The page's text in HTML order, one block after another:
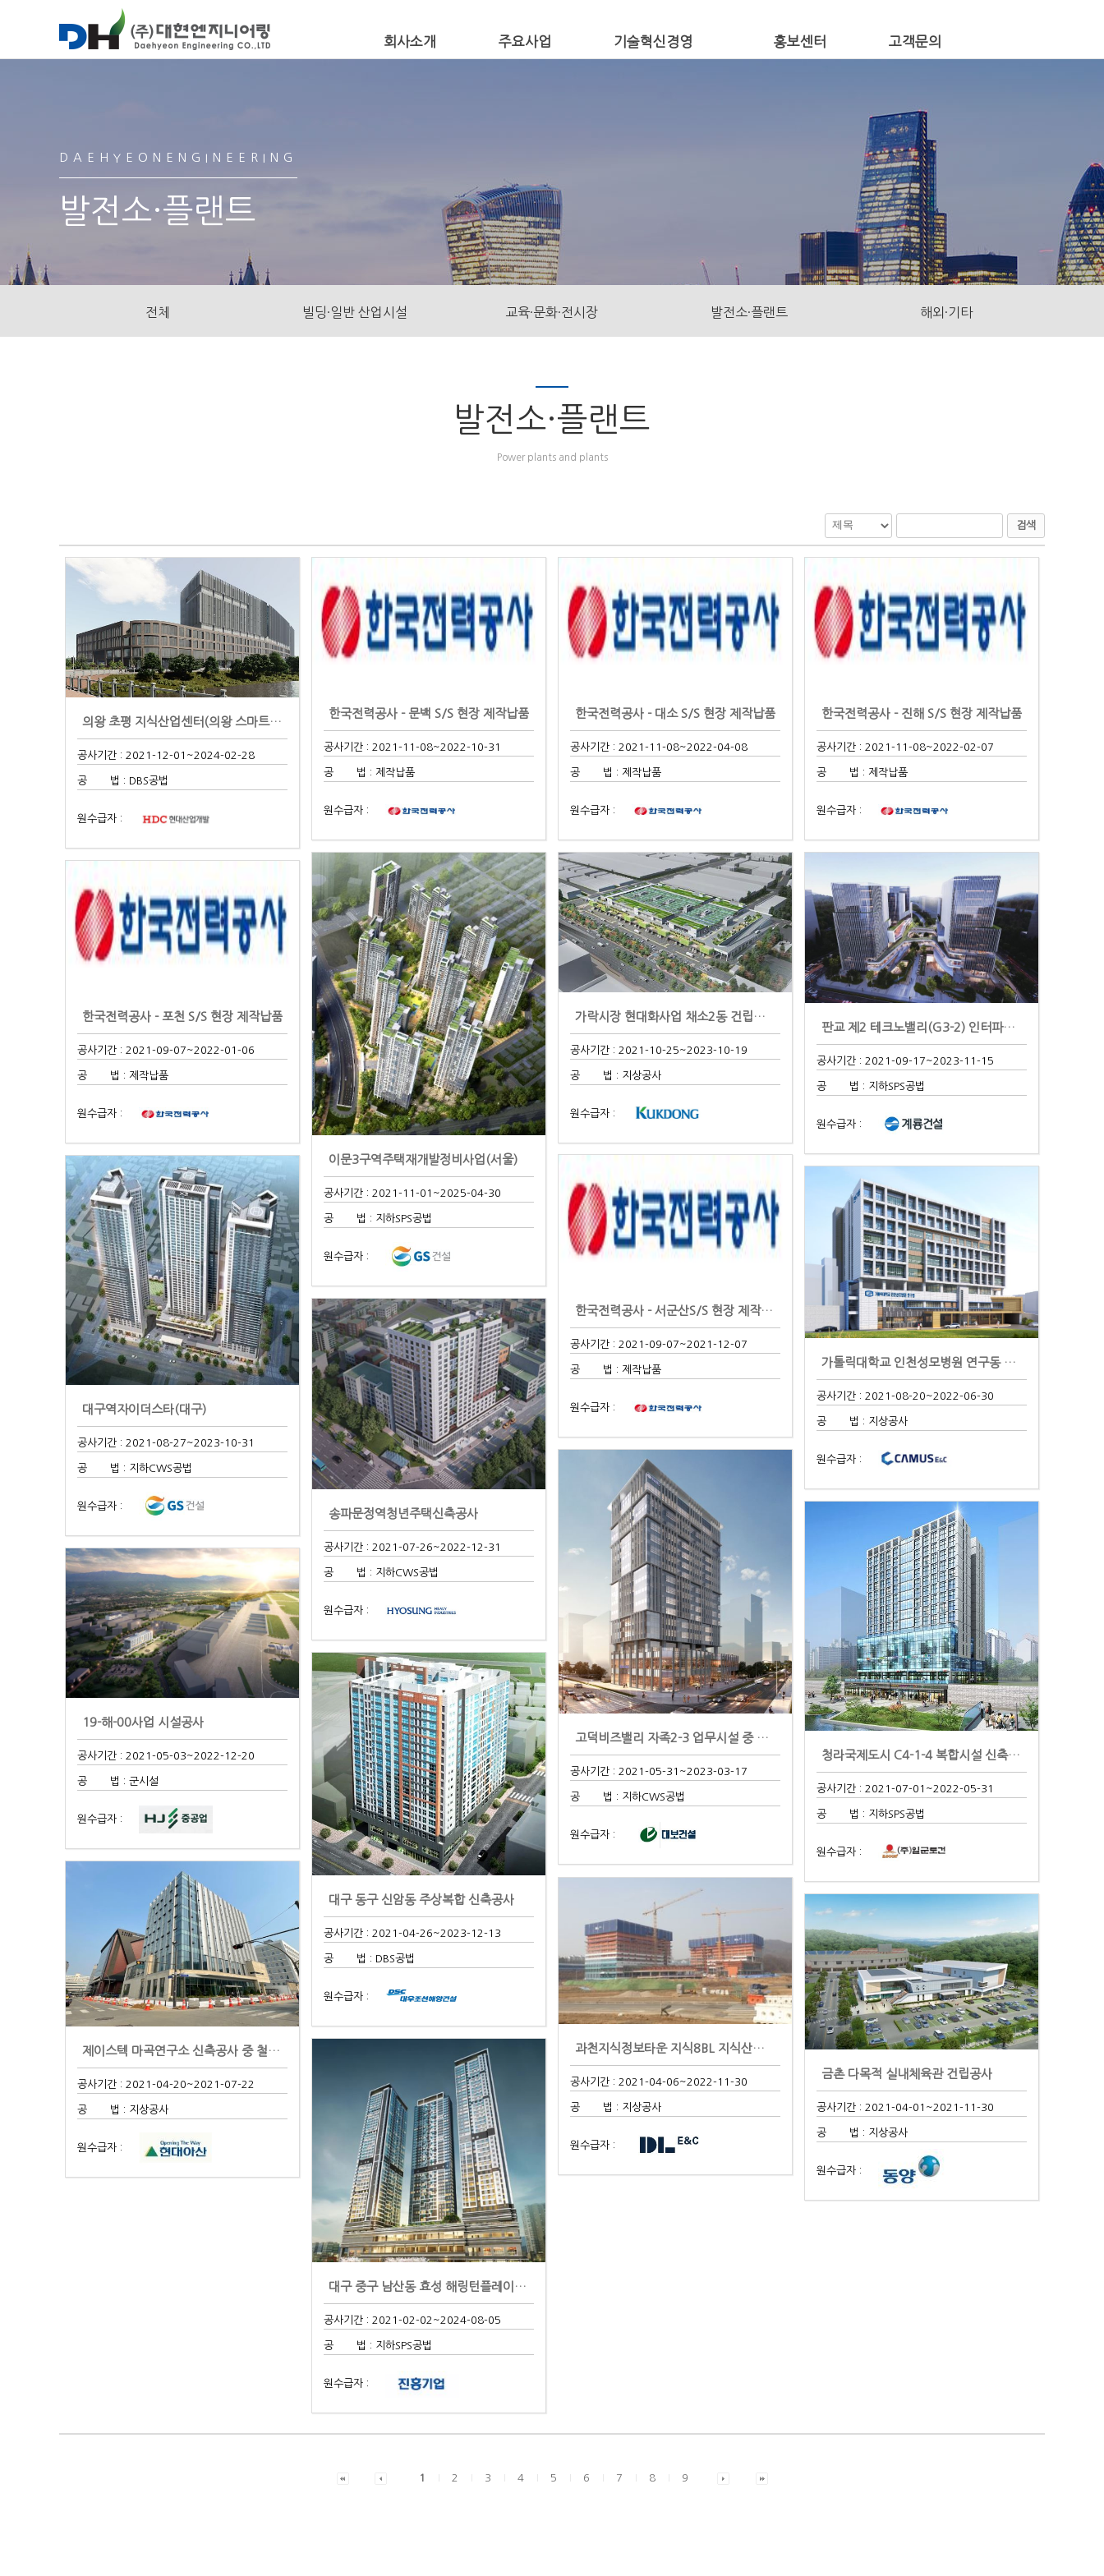
회사소개 주요사업 기술혁신경영 홍보센터 고객문의
DAEHYEONENGINEERING
발전소·플랜트
전체 빌딩·일반 산업시설 교육·문화·전시장 발전소·플랜트 해외·기타
발전소·플랜트
Power plants and plants
검색
의왕 초평 지식산업센터(의왕 스마트시티)
공사기간 : 2021-12-01 ~2024-02-28
공 법 : DBS공법
원수급자 :
한국전력공사 - 문백 S/S 현장 제작납품
공사기간 : 2021-11-08~2022-10-31
공 법 : 제작납품
원수급자 :
한국전력공사 - 대소 S/S 현장 제작납품
공사기간 : 2021-11-08~2022-04-08
공 법 : 제작납품
원수급자 :
한국전력공사 - 진해 S/S 현장 제작납품
공사기간 : 2021-11-08~2022-02-07
공 법 : 제작납품
원수급자 :
이문3구역주택재개발정비사업(서울)
공사기간 : 2021-11-01 ~2025-04-30
공 법 : 지하SPS공법
원수급자 :
가락시장 현대화사업 채소2동 건립공사
공사기간 : 2021-10-25~2023-10-19
공 법 : 지상공사
원수급자 :
판교 제2 테크노밸리(G3-2) 인터파크 사옥..
공사기간 : 2021-09-17~2023-11-15
공 법 : 지하SPS공법
원수급자 :
한국전력공사 - 포천 S/S 현장 제작납품
공사기간 : 2021-09-07~2022-01-06
공 법 : 제작납품
원수급자 :
한국전력공사 - 서군산S/S 현장 제작납품
공사기간 : 2021-09-07~2021-12-07
공 법 : 제작납품
원수급자 :
대구역자이더스타(대구)
공사기간 : 2021-08-27~2023-10-31
공 법 : 지하CWS공법
원수급자 :
가톨릭대학교 인천성모병원 연구동 및 주차빌딩 ..
공사기간 : 2021-08-20~2022-06-30
공 법 : 지상공사
원수급자 :
송파문정역청년주택신축공사
공사기간 : 2021-07-26~2022-12-31
공 법 : 지하CWS공법
원수급자 :
고덕비즈밸리 자족2-3 업무시설 중 철골공사
공사기간 : 2021-05-31 ~2023-03-17
공 법 : 지하CWS공법
원수급자 :
청라국제도시 C4-1-4 복합시설 신축공사
공사기간 : 2021-07-01 ~2022-05-31
공 법 : 지하SPS공법
원수급자 :
19-해-00사업 시설공사
공사기간 : 2021-05-03~2022-12-20
공 법 : 군시설
원수급자 :
대구 동구 신암동 주상복합 신축공사
공사기간 : 2021-04-26~2023-12-13
공 법 : DBS공법
원수급자 :
제이스텍 마곡연구소 신축공사 중 철골공사
공사기간 : 2021-04-20~2021-07-22
공 법 : 지상공사
원수급자 :
과천지식정보타운 지식8BL 지식산업센터 신축공..
공사기간 : 2021-04-06~2022-11-30
공 법 : 지상공사
원수급자 :
금촌 다목적 실내체육관 건립공사
공사기간 : 2021-04-01 ~2021-11-30
공 법 : 지상공사
원수급자 :
대구 중구 남산동 효성 해링턴플레이스 신축공사
공사기간 : 2021-02-02 ~2024-08-05
공 법 : 지하SPS공법
원수급자 :
1 2 3 4 5 6 7 8 9